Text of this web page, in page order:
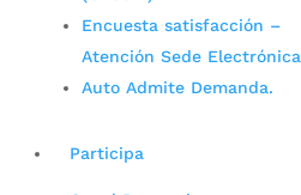
Encuesta satisfacción –
Atención Sede Electrónica
Auto Admite Demanda.
Participa